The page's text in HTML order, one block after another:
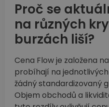
Proč se
na různých
burzách liší?
Cena Flow je založena
probíhají na
žádný standardizovaný
Objem obchodů a